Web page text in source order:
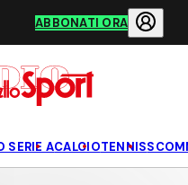
ABBONATI ORA
SERIE ACALCIOTENNIS